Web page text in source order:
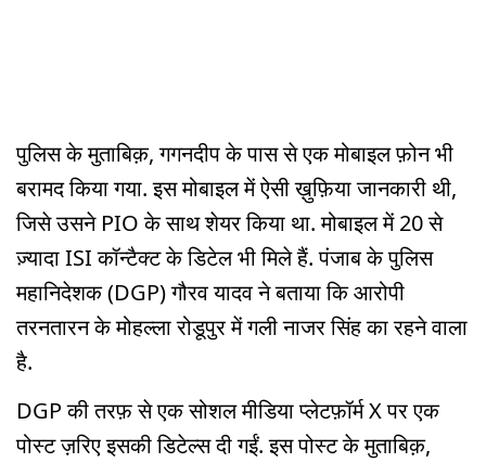
पुलिस के मुताबिक़, गगनदीप के पास से एक मोबाइल फ़ोन भी
बरामद किया गया. इस मोबाइल में ऐसी ख़ुफ़िया जानकारी थी,
जिसे उसने PIO के साथ शेयर किया था. मोबाइल में 20 से
ज़्यादा ISI कॉन्टैक्ट के डिटेल भी मिले हैं. पंजाब के पुलिस
महानिदेशक (DGP) गौरव यादव ने बताया कि आरोपी
तरनतारन के मोहल्ला रोडूपुर में गली नाजर सिंह का रहने वाला
है.
DGP की तरफ़ से एक सोशल मीडिया प्लेटफ़ॉर्म X पर एक
पोस्ट ज़रिए इसकी डिटेल्स दी गईं. इस पोस्ट के मुताबिक़,